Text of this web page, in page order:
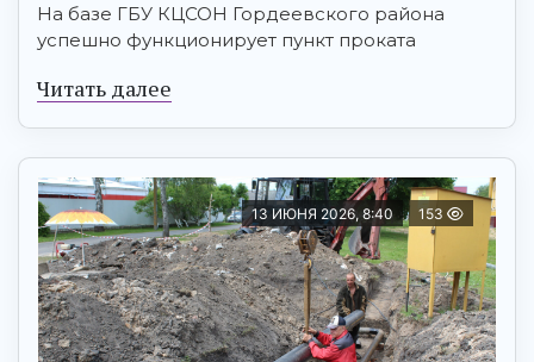
На базе ГБУ КЦСОН Гордеевского района
успешно функционирует пункт проката
Читать далее
13 ИЮНЯ 2026, 8:40 153